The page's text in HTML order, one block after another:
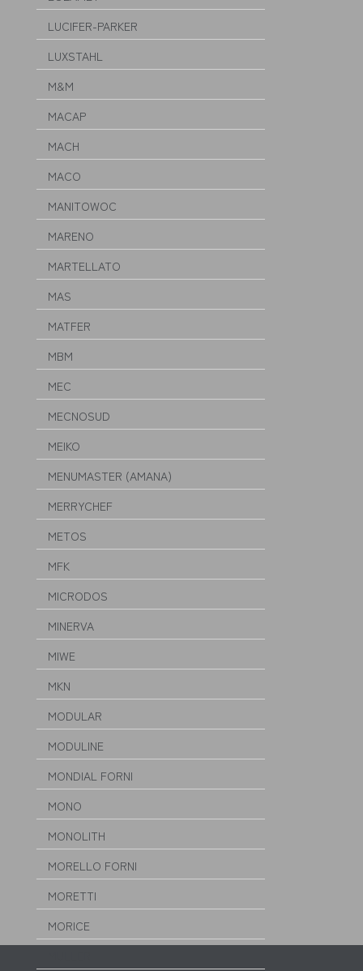
LUCIFER-PARKER
LUXSTAHL
M&M
MACAP
MACH
MACO
MANITOWOC
MARENO
MARTELLATO
MAS
MATFER
MBM
MEC
MECNOSUD
MEIKO
MENUMASTER (AMANA)
MERRYCHEF
METOS
MFK
MICRODOS
MINERVA
MIWE
MKN
MODULAR
MODULINE
MONDIAL FORNI
MONO
MONOLITH
MORELLO FORNI
MORETTI
MORICE